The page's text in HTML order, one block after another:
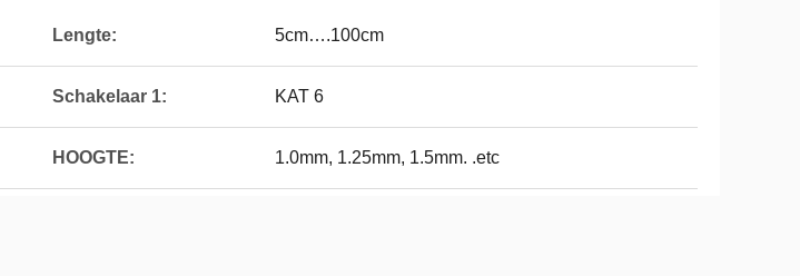
Lengte: 5cm….100cm
Schakelaar 1: KAT 6
HOOGTE: 1.0mm, 1.25mm, 1.5mm. .etc